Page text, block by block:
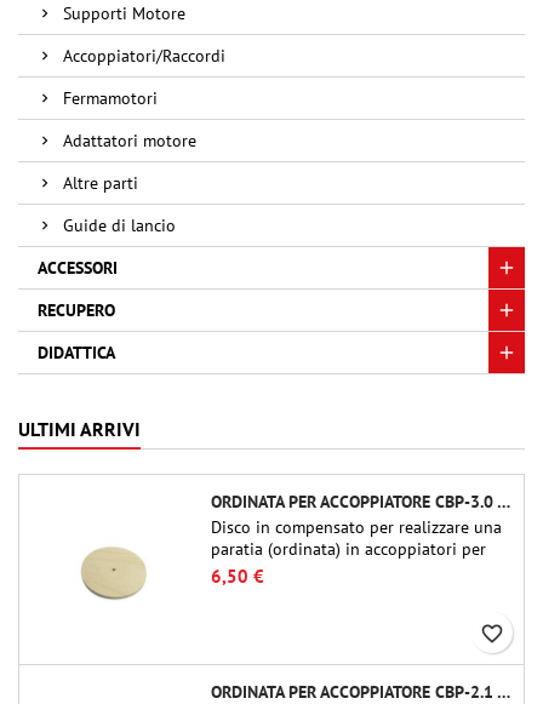
Supporti Motore
Accoppiatori/Raccordi
Fermamotori
Adattatori motore
Altre parti
Guide di lancio
ACCESSORI
RECUPERO
DIDATTICA
ULTIMI ARRIVI
ORDINATA PER ACCOPPIATORE CBP-3.0 - PUBLIC MISSILES LTD.
Disco in compensato per realizzare una
paratia (ordinata) in accoppiatori per
tubi Public Missiles Ltd. da 54 mm (PT-
2.1 o QT-2.1)
6,50 €
favorite_border
ORDINATA PER ACCOPPIATORE CBP-2.1 - PUBLIC MISSILES LTD.